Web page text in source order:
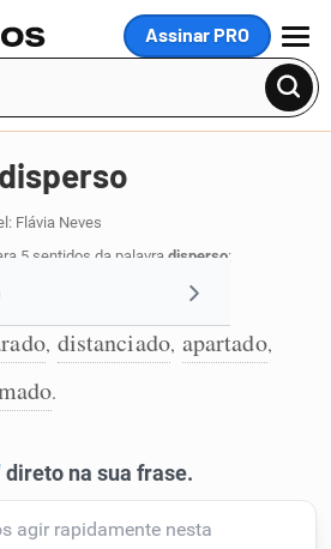
Assinar PRO
MENU
Flávia Neves
5 sentidos da palavra disperso:
, distanciado, apartado,
.